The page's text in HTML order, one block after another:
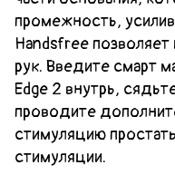
промежность,
Handsfree
рук. Введите смарт
Edge 2 внутрь,
проводите
стимуляцию
стимуляции.